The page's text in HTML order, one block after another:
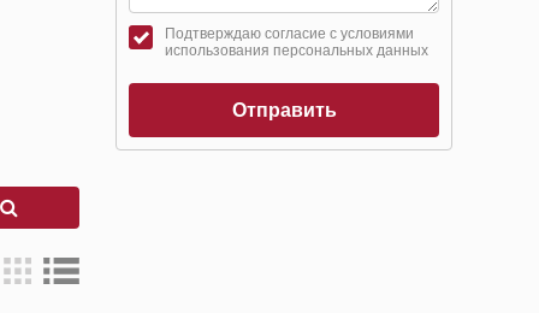
Подтверждаю согласие с условиями
использования персональных данных
Отправить